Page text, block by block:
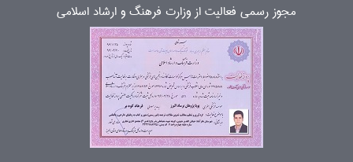
مجوز رسمی فعالیت از وزارت فرهنگ و ارشاد اسلامی